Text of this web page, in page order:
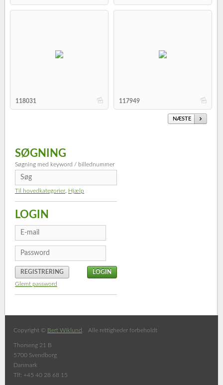
b
118031 b
117949
NÆSTE
SØGNING
Søgning med keyword / billednummer
Til hovedkategorier Hjælp
LOGIN
REGISTRERING
Glemt password
Copyright © Bert Wiklund . Alle rettigheder forbeholdt
Thorseng 21 B
5700 Svendborg
Danmark
Tlf: +45 40 28 68 15